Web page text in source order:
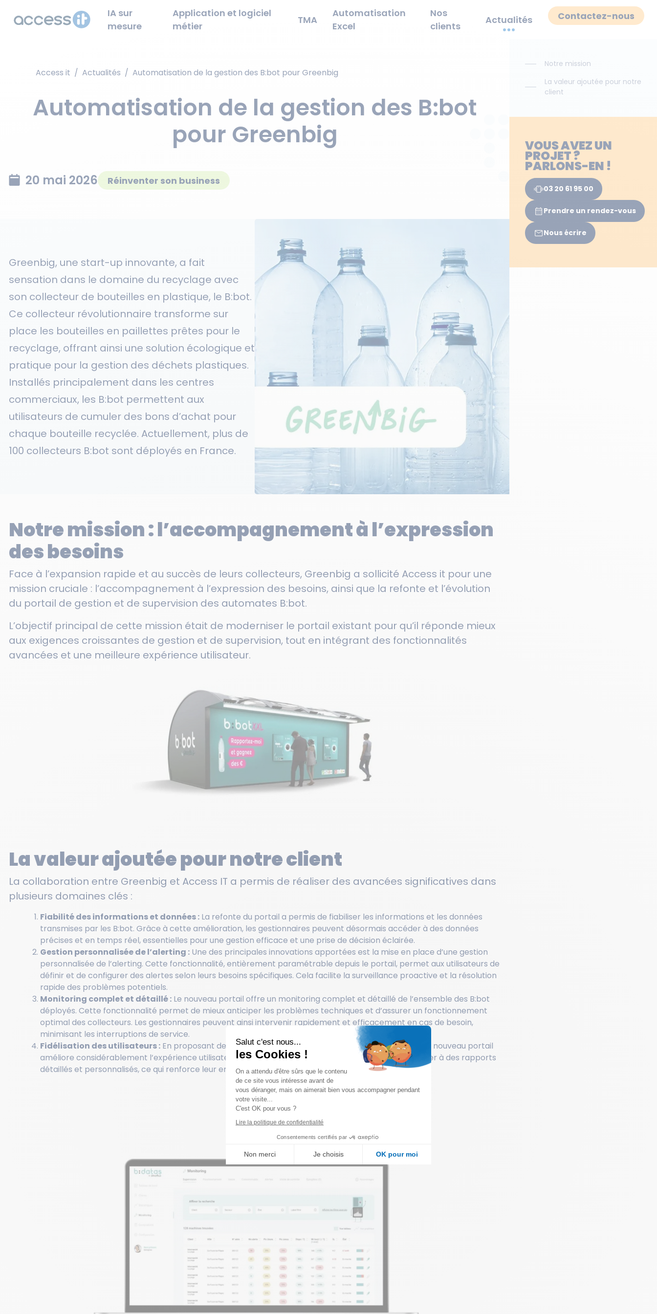
Salut c'est nous...
les Cookies !
On a attendu d'être sûrs que le contenu
de ce site vous intéresse avant de
vous déranger, mais on aimerait bien vous accompagner pendant
votre visite...
C'est OK pour vous ?
Lire la politique de confidentialité
Consentements certifiés par
Non merci Je choisis OK pour moi
IA sur
mesure
Application et logiciel
métier
TMA
Automatisation
Excel
Nos
clients
Actualités Contactez-nous
Access it / Actualités / Automatisation de la gestion des B:bot pour Greenbig
Automatisation de la gestion des B:bot
pour Greenbig
20 mai 2026 Réinventer son business
Greenbig, une start-up innovante, a fait
sensation dans le domaine du recyclage avec
son collecteur de bouteilles en plastique, le B:bot.
Ce collecteur révolutionnaire transforme sur
place les bouteilles en paillettes prêtes pour le
recyclage, offrant ainsi une solution écologique et
pratique pour la gestion des déchets plastiques.
Installés principalement dans les centres
commerciaux, les B:bot permettent aux
utilisateurs de cumuler des bons d’achat pour
chaque bouteille recyclée. Actuellement, plus de
100 collecteurs B:bot sont déployés en France.
Notre mission : l’accompagnement à l’expression
des besoins
Face à l’expansion rapide et au succès de leurs collecteurs, Greenbig a sollicité Access it pour une
mission cruciale : l’accompagnement à l’expression des besoins, ainsi que la refonte et l’évolution
du portail de gestion et de supervision des automates B:bot.
L’objectif principal de cette mission était de moderniser le portail existant pour qu’il réponde mieux
aux exigences croissantes de gestion et de supervision, tout en intégrant des fonctionnalités
avancées et une meilleure expérience utilisateur.
La valeur ajoutée pour notre client
La collaboration entre Greenbig et Access IT a permis de réaliser des avancées significatives dans
plusieurs domaines clés :
Fiabilité des informations et données : La refonte du portail a permis de fiabiliser les informations et les données
transmises par les B:bot. Grâce à cette amélioration, les gestionnaires peuvent désormais accéder à des données
précises et en temps réel, essentielles pour une gestion efficace et une prise de décision éclairée.
Gestion personnalisée de l’alerting : Une des principales innovations apportées est la mise en place d’une gestion
personnalisée de l’alerting. Cette fonctionnalité, entièrement paramétrable depuis le portail, permet aux utilisateurs de
définir et de configurer des alertes selon leurs besoins spécifiques. Cela facilite la surveillance proactive et la résolution
rapide des problèmes potentiels.
Monitoring complet et détaillé : Le nouveau portail offre un monitoring complet et détaillé de l’ensemble des B:bot
déployés. Cette fonctionnalité permet de mieux anticiper les problèmes techniques et d’assurer un fonctionnement
optimal des collecteurs. Les gestionnaires peuvent ainsi intervenir rapidement et efficacement en cas de besoin,
minimisant les interruptions de service.
Fidélisation des utilisateurs : En proposant des reportings plus complets et plus simples d’accès, le nouveau portail
améliore considérablement l’expérience utilisateur. Les utilisateurs actuels peuvent désormais accéder à des rapports
détaillés et personnalisés, ce qui renforce leur engagement et leur satisfaction vis-à-vis du service.
Notre mission
La valeur ajoutée pour notre
client​
VOUS AVEZ UN
PROJET ?
PARLONS-EN !
03 20 61 95 00
Prendre un rendez-vous
Nous écrire